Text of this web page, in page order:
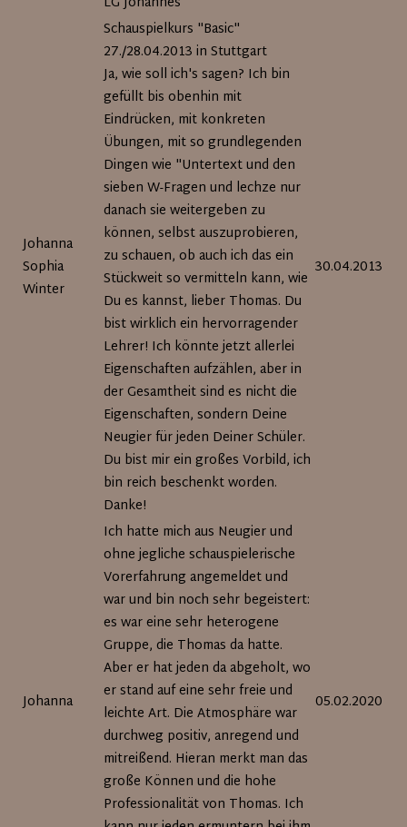
Johanna
Sophia
Winter
Schauspielkurs "Basic"
27./28.04.2013 in Stuttgart
Ja, wie soll ich's sagen? Ich bin
gefüllt bis obenhin mit
Eindrücken, mit konkreten
Übungen, mit so grundlegenden
Dingen wie "Untertext und den
sieben W-Fragen und lechze nur
danach sie weitergeben zu
können, selbst auszuprobieren,
zu schauen, ob auch ich das ein
Stückweit so vermitteln kann, wie
Du es kannst, lieber Thomas. Du
bist wirklich ein hervorragender
Lehrer! Ich könnte jetzt allerlei
Eigenschaften aufzählen, aber in
der Gesamtheit sind es nicht die
Eigenschaften, sondern Deine
Neugier für jeden Deiner Schüler.
Du bist mir ein großes Vorbild, ich
bin reich beschenkt worden.
Danke!
30.04.2013
Johanna
Ich hatte mich aus Neugier und
ohne jegliche schauspielerische
Vorerfahrung angemeldet und
war und bin noch sehr begeistert:
es war eine sehr heterogene
Gruppe, die Thomas da hatte.
Aber er hat jeden da abgeholt, wo
er stand auf eine sehr freie und
leichte Art. Die Atmosphäre war
durchweg positiv, anregend und
mitreißend. Hieran merkt man das
große Können und die hohe
Professionalität von Thomas. Ich
05.02.2020